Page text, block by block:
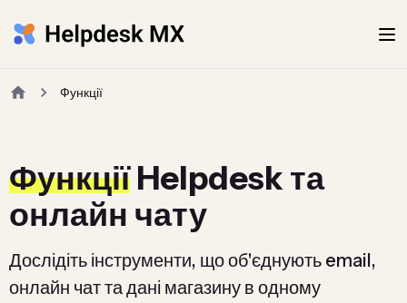
Функції
ФункціїHelpdesk та
онлайн чату
Дослідіть інструменти, що об'єднують email,
онлайн чат та дані магазину в одному